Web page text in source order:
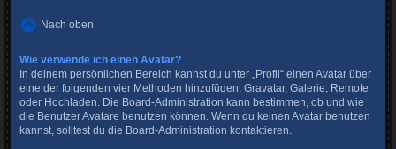
Nach oben
Wie verwende ich einen Avatar?
In deinem persönlichen Bereich kannst du unter „Profil“ einen Avatar über
eine der folgenden vier Methoden hinzufügen: Gravatar, Galerie, Remote
oder Hochladen. Die Board-Administration kann bestimmen, ob und wie
die Benutzer Avatare benutzen können. Wenn du keinen Avatar benutzen
kannst, solltest du die Board-Administration kontaktieren.